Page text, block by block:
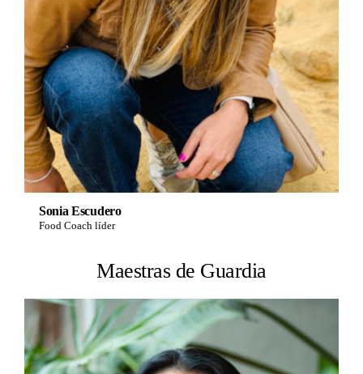
Sonia Escudero
Food Coach líder
Maestras de Guardia